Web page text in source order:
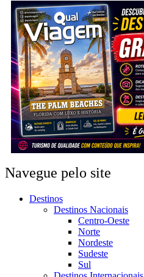
Navegue pelo site
Destinos
Destinos Nacionais
Centro-Oeste
Norte
Nordeste
Sudeste
Sul